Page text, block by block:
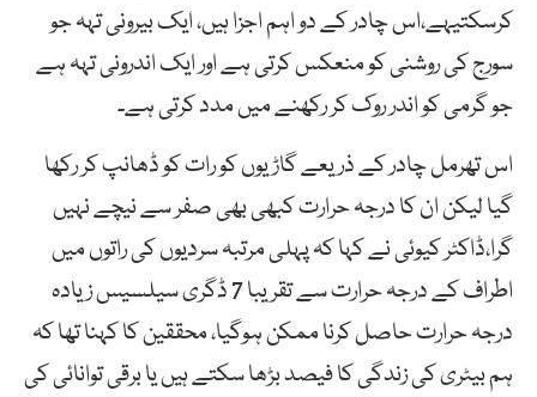
کرسکتیہے،اس چادر کے دو اہم اجزا ہیں، ایک بیرونی تہہ جو
سورج کی روشنی کو منعکس کرتی ہے اور ایک اندرونی تہہ ہے
جو گرمی کو اندر روک کر رکھنے میں مدد کرتی ہے۔
اس تھرمل چادر کے ذریعے گاڑیوں کو رات کو ڈھانپ کر رکھا
گیا لیکن ان کا درجہ حرارت کبھی بھی صفر سے نیچے نہیں
گرا،ڈاکٹر کیوئی نے کہا کہ پہلی مرتبہ سردیوں کی راتوں میں
اطراف کے درجہ حرارت سے تقریبا 7 ڈگری سیلسیس زیادہ
درجہ حرارت حاصل کرنا ممکن ہوگیا، محققین کا کہنا تھا کہ
ہم بیٹری کی زندگی کا فیصد بڑھا سکتے ہیں یا برقی توانائی کی